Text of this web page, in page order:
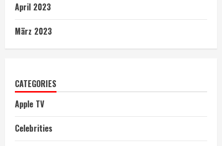
April 2023
März 2023
CATEGORIES
Apple TV
Celebrities